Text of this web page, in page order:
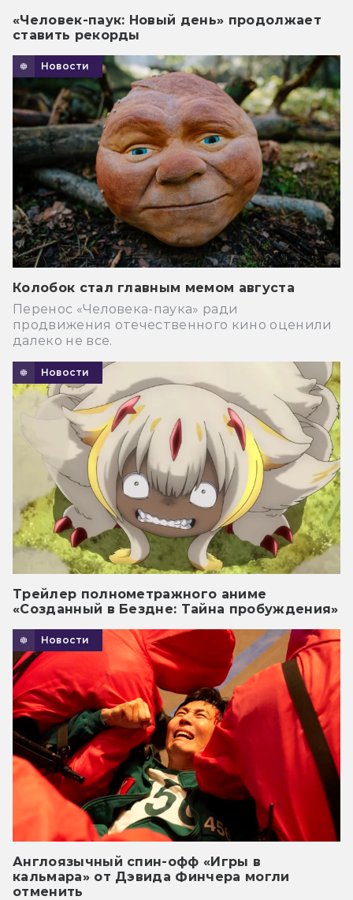
«Человек-паук: Новый день» продолжает
ставить рекорды
Новости
Колобок стал главным мемом августа
Перенос «Человека-паука» ради
продвижения отечественного кино оценили
далеко не все.
Новости
Трейлер полнометражного аниме
«Созданный в Бездне: Тайна пробуждения»
Новости
Англоязычный спин-офф «Игры в
кальмара» от Дэвида Финчера могли
отменить